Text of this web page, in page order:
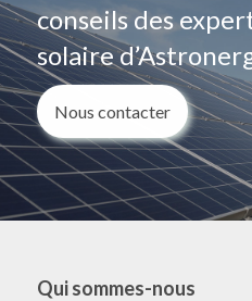
conseils des
solaire
Nous contacter
Qui sommes-nous